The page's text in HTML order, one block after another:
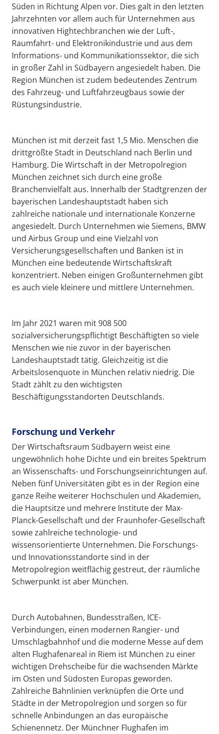
Süden in Richtung Alpen vor. Dies galt in den letzten
Jahrzehnten vor allem auch für Unternehmen aus
innovativen Hightechbranchen wie der Luft-,
Raumfahrt- und Elektronikindustrie und aus dem
Informations- und Kommunikationssektor, die sich
in großer Zahl in Südbayern angesiedelt haben. Die
Region München ist zudem bedeutendes Zentrum
des Fahrzeug- und Luftfahrzeugbaus sowie der
Rüstungsindustrie.
München ist mit derzeit fast 1,5 Mio. Menschen die
drittgrößte Stadt in Deutschland nach Berlin und
Hamburg. Die Wirtschaft in der Metropolregion
München zeichnet sich durch eine große
Branchenvielfalt aus. Innerhalb der Stadtgrenzen der
bayerischen Landeshauptstadt haben sich
zahlreiche nationale und internationale Konzerne
angesiedelt. Durch Unternehmen wie Siemens, BMW
und Airbus Group und eine Vielzahl von
Versicherungsgesellschaften und Banken ist in
München eine bedeutende Wirtschaftskraft
konzentriert. Neben einigen Großunternehmen gibt
es auch viele kleinere und mittlere Unternehmen.
Im Jahr 2021 waren mit 908 500
sozialversicherungspflichtigt Beschäftigten so viele
Menschen wie nie zuvor in der bayerischen
Landeshauptstadt tätig. Gleichzeitig ist die
Arbeitslosenquote in München relativ niedrig. Die
Stadt zählt zu den wichtigsten
Beschäftigungsstandorten Deutschlands.
Forschung und Verkehr
Der Wirtschaftsraum Südbayern weist eine
ungewöhnlich hohe Dichte und ein breites Spektrum
an Wissenschafts- und Forschungseinrichtungen auf.
Neben fünf Universitäten gibt es in der Region eine
ganze Reihe weiterer Hochschulen und Akademien,
die Hauptsitze und mehrere Institute der Max-
Planck-Gesellschaft und der Fraunhofer-Gesellschaft
sowie zahlreiche technologie- und
wissensorientierte Unternehmen. Die Forschungs-
und Innovationsstandorte sind in der
Metropolregion weitflächig gestreut, der räumliche
Schwerpunkt ist aber München.
Durch Autobahnen, Bundesstraßen, ICE-
Verbindungen, einen modernen Rangier- und
Umschlagbahnhof und die moderne Messe auf dem
alten Flughafenareal in Riem ist München zu einer
wichtigen Drehscheibe für die wachsenden Märkte
im Osten und Südosten Europas geworden.
Zahlreiche Bahnlinien verknüpfen die Orte und
Städte in der Metropolregion und sorgen so für
schnelle Anbindungen an das europäische
Schienennetz. Der Münchner Flughafen im